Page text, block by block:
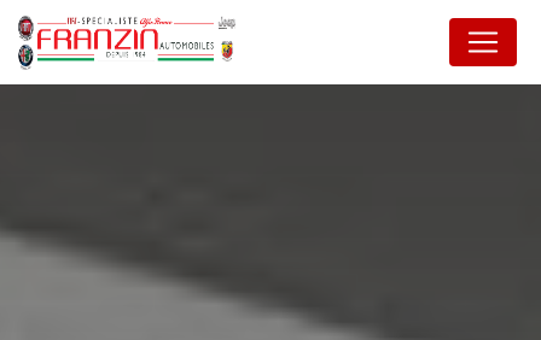
Panneau de gestion des cookies